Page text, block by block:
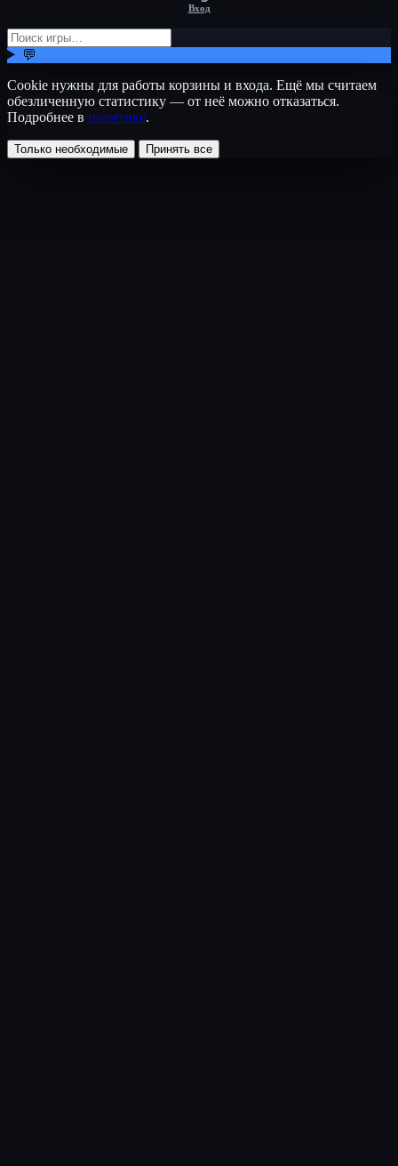
Вход
💬
Cookie нужны для работы корзины и входа. Ещё мы считаем
обезличенную статистику — от неё можно отказаться.
Подробнее в политике.
Только необходимые Принять все